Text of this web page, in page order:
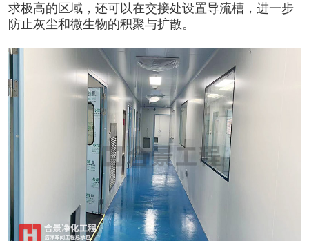
求极高的区域，还可以在交接处设置导流槽，进一步
防止灰尘和微生物的积聚与扩散。